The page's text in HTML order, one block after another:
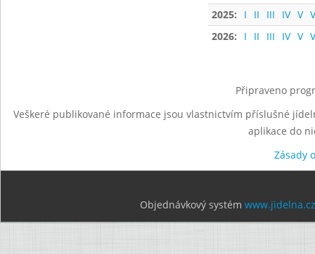
2025:
I II III IV V
2026:
I II III IV V
Připraveno
Veškeré publikované informace jsou vlastnictvím příslušné
aplikace do
Zásady
Objednávkový systém www.jidelna.cz